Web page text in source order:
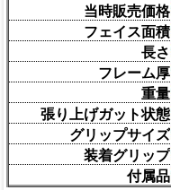
当時販売価格
フェイス面積
長さ
フレーム厚
重量
張り上げガット状態
グリップサイズ
装着グリップ
付属品